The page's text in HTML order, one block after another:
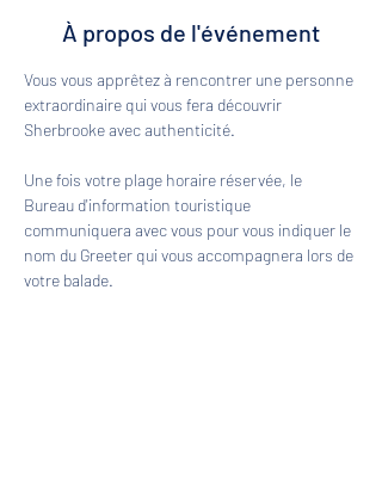
À propos de l'événement
Vous vous apprêtez à rencontrer une personne
extraordinaire qui vous fera découvrir
Sherbrooke avec authenticité.
Une fois votre plage horaire réservée, le
Bureau d'information touristique
communiquera avec vous pour vous indiquer le
nom du Greeter qui vous accompagnera lors de
votre balade.